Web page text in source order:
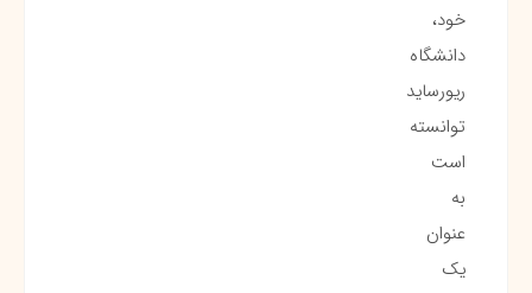
خود،
دانشگاه
ریورساید
توانسته
است
به
عنوان
یک